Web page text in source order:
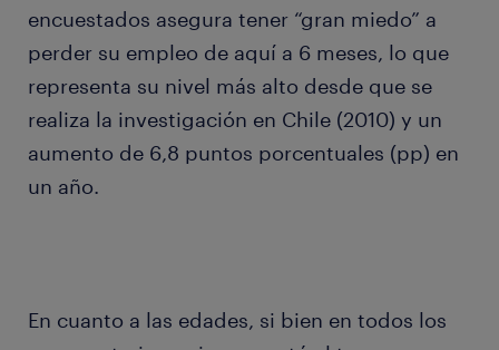
encuestados asegura tener “gran miedo” a
perder su empleo de aquí a 6 meses, lo que
representa su nivel más alto desde que se
realiza la investigación en Chile (2010) y un
aumento de 6,8 puntos porcentuales (pp) en
un año.
En cuanto a las edades, si bien en todos los